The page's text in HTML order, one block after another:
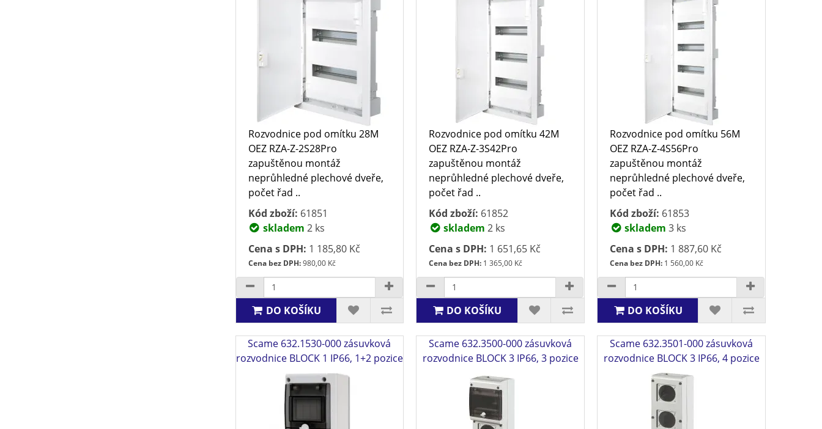
Rozvodnice pod omítku 28M
OEZ RZA-Z-2S28Pro
zapuštěnou montáž
neprůhledné plechové dveře,
počet řad ..
Kód zboží: 61851
skladem 2 ks
Cena s DPH: 1 185,80 Kč
Cena bez DPH:980,00 Kč
DO KOŠÍKU
Rozvodnice pod omítku 42M
OEZ RZA-Z-3S42Pro
zapuštěnou montáž
neprůhledné plechové dveře,
počet řad ..
Kód zboží: 61852
skladem 2 ks
Cena s DPH: 1 651,65 Kč
Cena bez DPH: 1 365,00 Kč
DO KOŠÍKU
Rozvodnice pod omítku 56M
OEZ RZA-Z-4S56Pro
zapuštěnou montáž
neprůhledné plechové dveře,
počet řad ..
Kód zboží: 61853
skladem 3 ks
Cena s DPH: 1 887,60 Kč
Cena bez DPH: 1 560,00 Kč
DO KOŠÍKU
Scame 632.1530-000 zásuvková
rozvodnice BLOCK 1 IP66, 1+2 pozice
Scame 632.3500-000 zásuvková
rozvodnice BLOCK 3 IP66, 3 pozice
Scame 632.3501-000 zásuvková
rozvodnice BLOCK 3 IP66, 4 pozice